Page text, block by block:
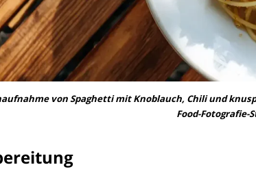
von Spaghetti mit Knoblauch, Chili und
Food-Fotografie-